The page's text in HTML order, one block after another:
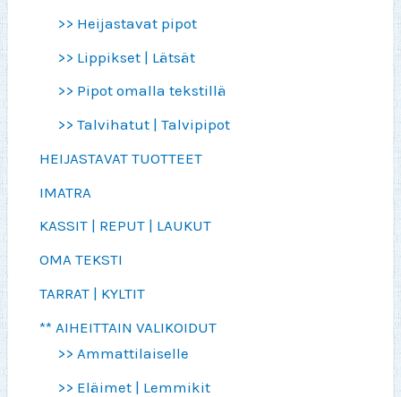
>> Heijastavat pipot
>> Lippikset | Lätsät
>> Pipot omalla tekstillä
>> Talvihatut | Talvipipot
HEIJASTAVAT TUOTTEET
IMATRA
KASSIT | REPUT | LAUKUT
OMA TEKSTI
TARRAT | KYLTIT
** AIHEITTAIN VALIKOIDUT
>> Ammattilaiselle
>> Eläimet | Lemmikit